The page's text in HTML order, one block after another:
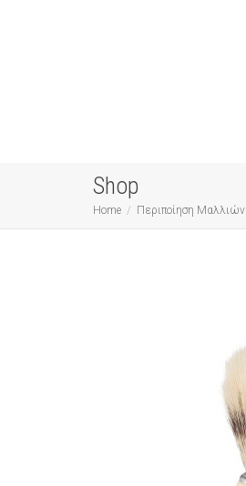
Shop
Home Περιποίηση Μαλλιών